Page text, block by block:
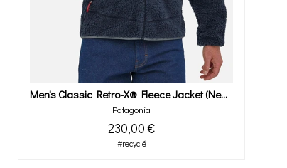
Men's Classic Retro-X® Fleece Jacket (newa)
Patagonia
230,00 €
#recyclé